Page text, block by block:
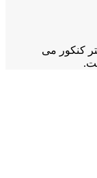
کنکور می